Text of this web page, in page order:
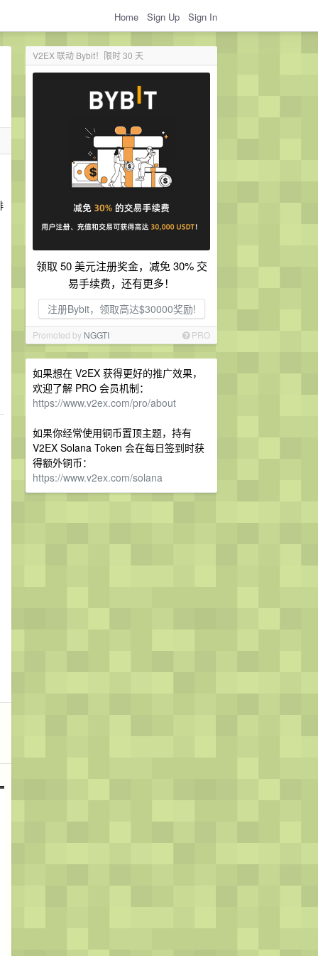
Home Sign Up Sign In
V2EX 联动 Bybit！限时 30 天
领取 50 美元注册奖金，减免 30% 交
易手续费，还有更多！
注册Bybit，领取高达$30000奖励!
Promoted by NGGTI PRO
如果想在 V2EX 获得更好的推广效果，
欢迎了解 PRO 会员机制：
https://www.v2ex.com/pro/about
如果你经常使用铜币置顶主题，持有
V2EX Solana Token 会在每日签到时获
得额外铜币：
https://www.v2ex.com/solana